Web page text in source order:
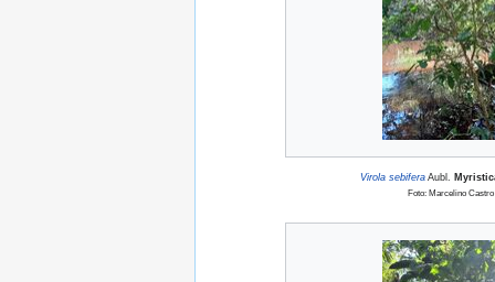
Virola sebifera Aubl.
Foto: Marcelino Castro